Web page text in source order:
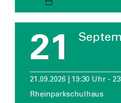
21
21.09.2026 | 19:30 Uhr -
Rheinparkschulhaus